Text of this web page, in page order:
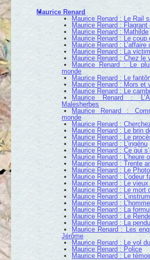
Maurice Renard
Maurice Renard : Le Rail
Maurice Renard : Flagrant
Maurice Renard : Mathilde
Maurice Renard : Le coup
Maurice Renard :
Maurice Renard : La
Maurice Renard : Chez le
Maurice Renard : Le
monde
Maurice Renard : Le
Maurice Renard : Mors et
Maurice Renard : Le
Maurice Renard :
Malesherbes
Maurice Renard :
monde
Maurice Renard :
Maurice Renard : Le brin
Maurice Renard : Le
Maurice Renard : L’ingénu
Maurice Renard : Ce qui
Maurice Renard : L’heure
Maurice Renard : Trente
Maurice Renard : Le
Maurice Renard : L’odeur
Maurice Renard : Le
Maurice Renard : Le mort
Maurice Renard :
Maurice Renard :
Maurice Renard : La
Maurice Renard : Le
Maurice Renard : La
Maurice Renard : Les
Jérôme
Maurice Renard : Le vol
Maurice Renard : Police
Maurice Renard : Le